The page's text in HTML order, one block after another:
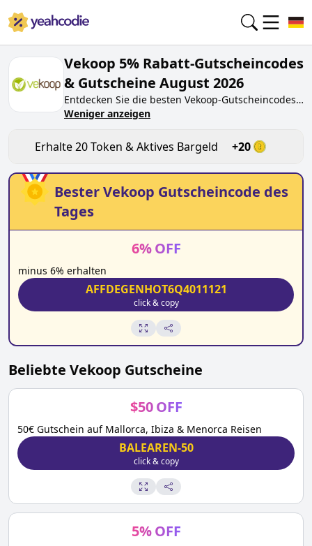
Vekoop 5% Rabatt-Gutscheincodes
& Gutscheine August 2026
Entdecken Sie die besten Vekoop-Gutscheincodes
von heute fürAugust 2026
Token beivekoop.de , indem Sie den Code testen.
Erhalten Sie Belohnungen, wenn Sie
Vekoop
Gutscheincodes einreichen und anderen Käufern
beim Sparen helfen.
Weniger anzeigen
Erhalte20Token & Aktives Bargeld +20
BesterVekoop Gutscheincode des
Tages
6% OFF
minus 6% erhalten
AFFDEGENHOT6Q4011121
click & copy
Beliebte Vekoop Gutscheine
$50 OFF
50€ Gutschein auf Mallorca, Ibiza & Menorca Reisen
BALEAREN-50
click & copy
5% OFF